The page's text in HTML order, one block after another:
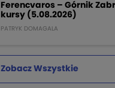
Ferencvaros – Górnik
kursy (5.08.2026)
PATRYK DOMAGALA
Zobacz Wszystkie